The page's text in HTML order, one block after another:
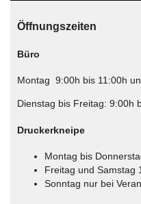
Öffnungszeiten
Büro
Montag 9:00h bis 11:00h
Dienstag bis Freitag: 9:00h
Druckerkneipe
Montag bis
Freitag und Samstag
Sonntag nur bei